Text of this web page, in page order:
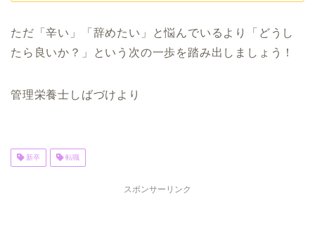
ただ「辛い」「辞めたい」と悩んでいるより「どうし
たら良いか？」という次の一歩を踏み出しましょう！
管理栄養士しばづけより
新卒 転職
スポンサーリンク